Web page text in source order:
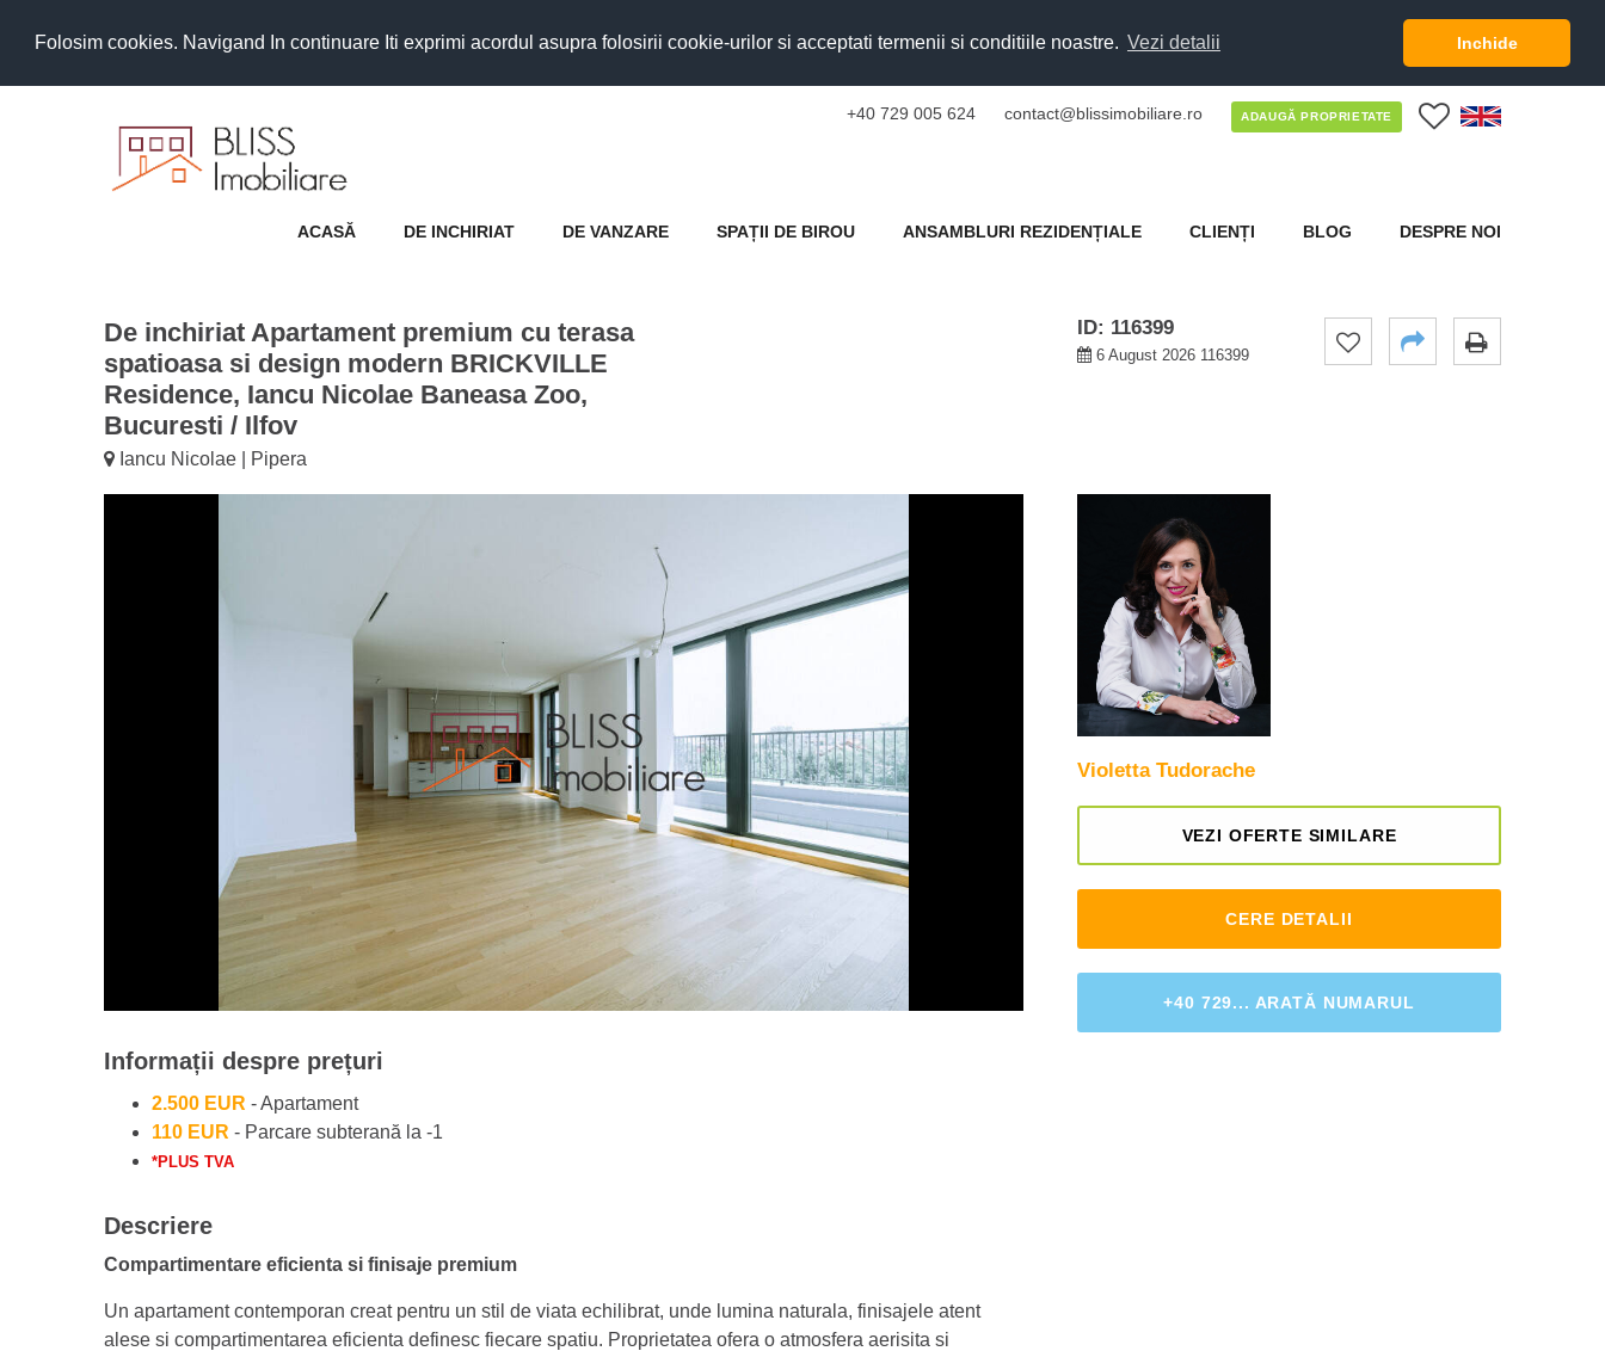
Folosim cookies. Navigand In continuare Iti exprimi acordul asupra folosirii cookie-urilor si acceptati termenii si conditiile noastre. Vezi detalii Inchide
+40 729 005 624 contact@blissimobiliare.ro ADAUGĂ PROPRIETATE
ACASĂ DE INCHIRIAT DE VANZARE SPAȚII DE BIROU ANSAMBLURI REZIDENȚIALE CLIENȚI BLOG DESPRE NOI
De inchiriat Apartament premium cu terasa
spatioasa si design modern BRICKVILLE
Residence, Iancu Nicolae Baneasa Zoo,
Bucuresti / Ilfov
Iancu Nicolae | Pipera
ID: 116399
6 August 2026 116399
Informații despre prețuri
2.500 EUR - Apartament
110 EUR - Parcare subterană la -1
*PLUS TVA
Descriere
Compartimentare eficienta si finisaje premium
Un apartament contemporan creat pentru un stil de viata echilibrat, unde lumina naturala, finisajele atent
alese si compartimentarea eficienta definesc fiecare spatiu. Proprietatea ofera o atmosfera aerisita si
Violetta Tudorache
VEZI OFERTE SIMILARE
CERE DETALII
+40 729... ARATĂ NUMARUL